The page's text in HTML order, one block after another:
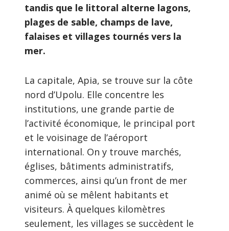
tandis que le littoral alterne lagons,
plages de sable, champs de lave,
falaises et villages tournés vers la
mer.
La capitale, Apia, se trouve sur la côte
nord d’Upolu. Elle concentre les
institutions, une grande partie de
l’activité économique, le principal port
et le voisinage de l’aéroport
international. On y trouve marchés,
églises, bâtiments administratifs,
commerces, ainsi qu’un front de mer
animé où se mêlent habitants et
visiteurs. À quelques kilomètres
seulement, les villages se succèdent le